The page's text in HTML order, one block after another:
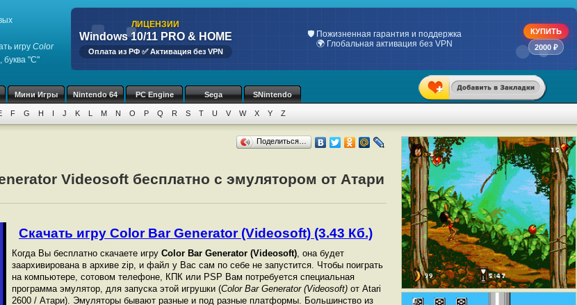
игру Color
буква "C"
ЛИЦЕНЗИИ
Windows 10/11 PRO & HOME
Оплата из РФ ✅ Активация без VPN
💯 Только индивидуальные ключи
📋 Официальный чек по 54-ФЗ
КУПИТЬ
2000 ₽
Мини Игры Nintendo 64 PC Engine Sega SNintendo
F G H I J K L M N O P Q R S T U V W X Y Z
Поделиться…
Videosoft бесплатно с эмулятором от Атари
Скачать игру Color Bar Generator (Videosoft) (3.43 Кб.)
Когда Вы бесплатно скачаете игру Color Bar Generator (Videosoft), она будет
заархивирована в архиве zip, и файл у Вас сам по себе не запустится. Чтобы поиграть
на компьютере, сотовом телефоне, КПК или PSP Вам потребуется специальная
программа эмулятор, для запуска этой игрушки (Color Bar Generator (Videosoft) от Atari
2600 / Атари). Эмуляторы бывают разные и под разные платформы. Большинство из